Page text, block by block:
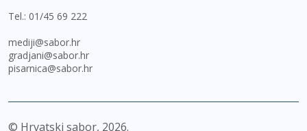
Tel.: 01/45 69 222
mediji@sabor.hr
gradjani@sabor.hr
pisarnica@sabor.hr
© Hrvatski sabor, 2026